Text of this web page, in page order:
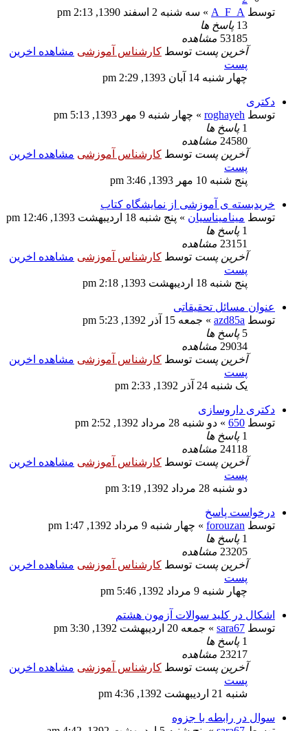
توسط A_F_A » سه شنبه 2 اسفند 1390, 2:13 pm
13 پاسخ ها
53185 مشاهده
آخرین پست توسط کارشناس آموزشی مشاهده اخرین
پست
چهار شنبه 14 آبان 1393, 2:29 pm
دکتری
توسط roghayeh » چهار شنبه 9 مهر 1393, 5:13 pm
1 پاسخ ها
24580 مشاهده
آخرین پست توسط کارشناس آموزشی مشاهده اخرین
پست
پنج شنبه 10 مهر 1393, 3:46 pm
خریدبسته ی آموزشی از نمایشگاه کتاب
توسط مینامیناسیان » پنج شنبه 18 اردیبهشت 1393, 12:46 pm
1 پاسخ ها
23151 مشاهده
آخرین پست توسط کارشناس آموزشی مشاهده اخرین
پست
پنج شنبه 18 اردیبهشت 1393, 2:18 pm
عنوان مسائل تحقیقاتی
توسط azd85a » جمعه 15 آذر 1392, 5:23 pm
5 پاسخ ها
29034 مشاهده
آخرین پست توسط کارشناس آموزشی مشاهده اخرین
پست
یک شنبه 24 آذر 1392, 2:33 pm
دکتری داروسازی
توسط 650 » دو شنبه 28 مرداد 1392, 2:52 pm
1 پاسخ ها
24118 مشاهده
آخرین پست توسط کارشناس آموزشی مشاهده اخرین
پست
دو شنبه 28 مرداد 1392, 3:19 pm
درخواست پاسخ
توسط forouzan » چهار شنبه 9 مرداد 1392, 1:47 pm
1 پاسخ ها
23205 مشاهده
آخرین پست توسط کارشناس آموزشی مشاهده اخرین
پست
چهار شنبه 9 مرداد 1392, 5:46 pm
اشکال در کلید سوالات آزمون هشتم
توسط sara67 » جمعه 20 اردیبهشت 1392, 3:30 pm
1 پاسخ ها
23217 مشاهده
آخرین پست توسط کارشناس آموزشی مشاهده اخرین
پست
شنبه 21 اردیبهشت 1392, 4:36 pm
سوال در رابطه با جزوه